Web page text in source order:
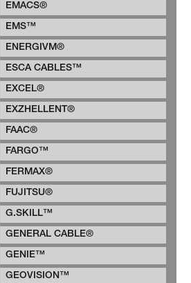
EMACS®
EMS™
ENERGIVM®
ESCA CABLES™
EXCEL®
EXZHELLENT®
FAAC®
FARGO™
FERMAX®
FUJITSU®
G.SKILL™
GENERAL CABLE®
GENIE™
GEOVISION™